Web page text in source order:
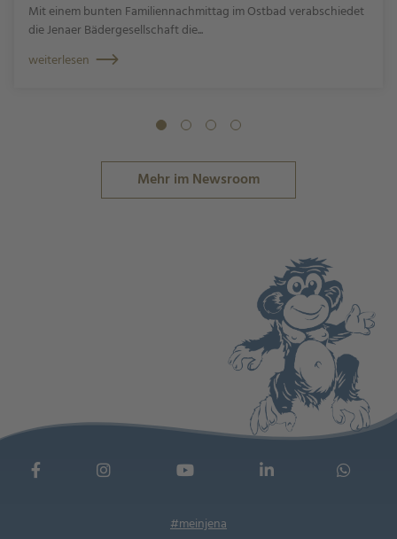
Mit einem bunten Familiennachmittag im Ostbad verabschiedet
die Jenaer Bädergesellschaft die...
weiterlesen
Mehr im Newsroom
#meinjena